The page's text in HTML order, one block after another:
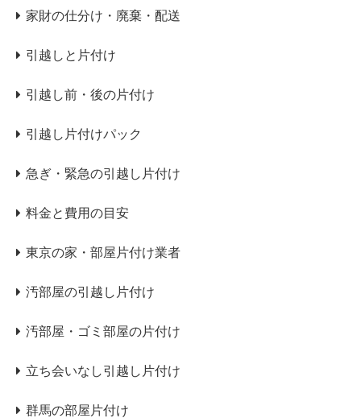
家財の仕分け・廃棄・配送
引越しと片付け
引越し前・後の片付け
引越し片付けパック
急ぎ・緊急の引越し片付け
料金と費用の目安
東京の家・部屋片付け業者
汚部屋の引越し片付け
汚部屋・ゴミ部屋の片付け
立ち会いなし引越し片付け
群馬の部屋片付け